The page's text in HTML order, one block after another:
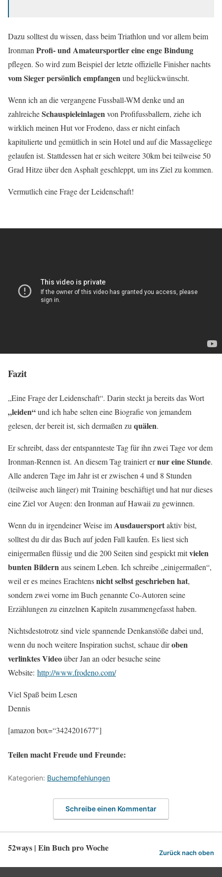
Dazu solltest du wissen, dass beim Triathlon und vor allem beim
IronmanProfi- und Amateursportler eine enge Bindung
pflegen. So wird zum Beispiel der letzte offizielle Finisher nachts
vom Sieger persönlich empfangenund beglückwünscht.
Wenn ich an die vergangene Fussball-WM denke und an
zahlreicheSchauspieleinlagenvon Profifussballern, ziehe ich
wirklich meinen Hut vor Frodeno, dass er nicht einfach
kapitulierte und gemütlich in sein Hotel und auf die Massageliege
gelaufen ist. Stattdessen hat er sich weitere 30km bei teilweise 50
Grad Hitze über den Asphalt geschleppt, um ins Ziel zu kommen.
Vermutlich eine Frage der Leidenschaft!
Fazit
„Eine Frage der Leidenschaft“. Darin steckt ja bereits das Wort
„leiden“und ich habe selten eine Biografie von jemandem
gelesen, der bereit ist, sich dermaßen zu quälen.
Er schreibt, dass der entspannteste Tag für ihn zwei Tage vor dem
Ironman-Rennen ist. An diesem Tag trainiert ernur eine Stunde.
Alle anderen Tage im Jahr ist er zwischen 4 und 8 Stunden
(teilweise auch länger) mit Training beschäftigt und hat nur dieses
eine Ziel vor Augen: den Ironman auf Hawaii zu gewinnen.
Wenn du in irgendeiner Weise imAusdauersportaktiv bist,
solltest du dir das Buch auf jeden Fall kaufen. Es liest sich
einigermaßen flüssig und die 200 Seiten sind gespickt mitvielen
bunten Bildernaus seinem Leben. Ich schreibe „einigermaßen“,
weil er es meines Erachtensnicht selbst geschrieben hat,
sondern zwei vorne im Buch genannte Co-Autoren seine
Erzählungen zu einzelnen Kapiteln zusammengefasst haben.
Nichtsdestotrotz sind viele spannende Denkanstöße dabei und,
wenn du noch weitere Inspiration suchst, schaue diroben
verlinktes Videoüber Jan an oder besuche seine
Website: http://www.frodeno.com/
Viel Spaß beim Lesen
Dennis
[amazon box=“3424201677″]
Teilen macht Freude und Freunde:
Kategorien: Buchempfehlungen
Schreibe einen Kommentar
52ways | Ein Buch pro Woche Zurück nach oben